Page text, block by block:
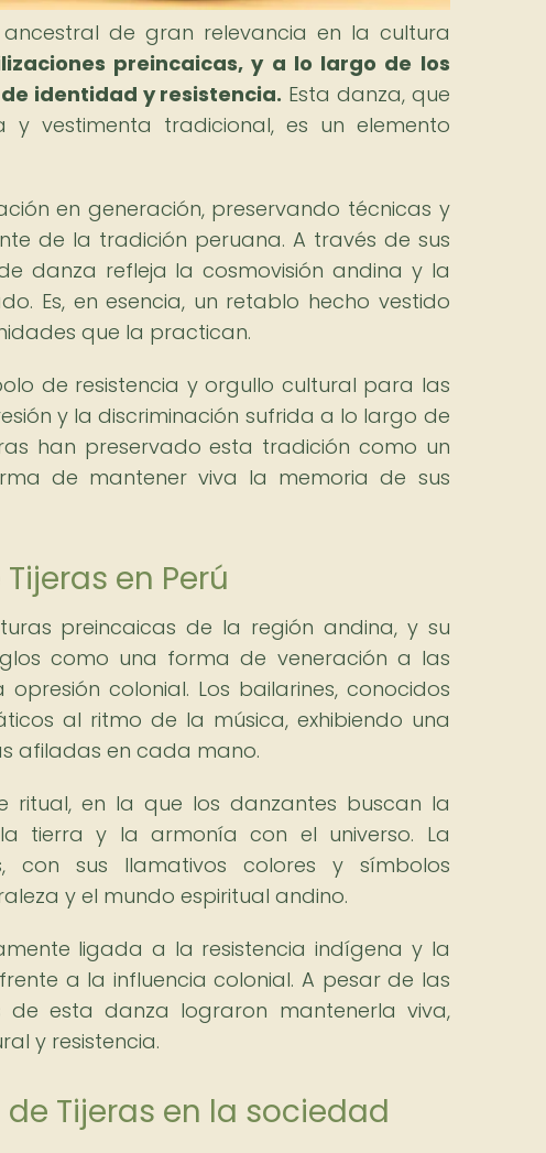
de gran relevancia en la cultura
preincaicas, y a lo largo de los
identidad y resistencia. Esta danza, que
y vestimenta tradicional, es un elemento
en generación, preservando técnicas y
de la tradición peruana. A través de sus
danza refleja la cosmovisión andina y la
Es, en esencia, un retablo hecho vestido
que la practican.
de resistencia y orgullo cultural para las
y la discriminación sufrida a lo largo de
han preservado esta tradición como un
de mantener viva la memoria de sus
en Perú
preincaicas de la región andina, y su
como una forma de veneración a las
colonial. Los bailarines, conocidos
al ritmo de la música, exhibiendo una
afiladas en cada mano.
en la que los danzantes buscan la
tierra y la armonía con el universo. La
con sus llamativos colores y símbolos
y el mundo espiritual andino.
ligada a la resistencia indígena y la
a la influencia colonial. A pesar de las
de esta danza lograron mantenerla viva,
y resistencia.
Tijeras en la sociedad